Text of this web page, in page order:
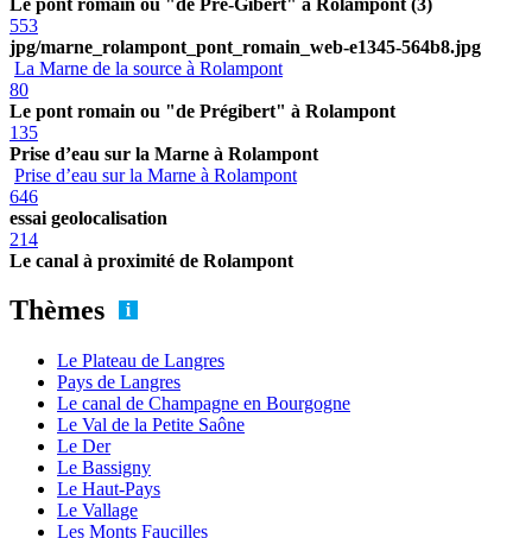
553
jpg/marne_rolampont_pont_romain_web-e1345-564b8.jpg
La Marne de la source à Rolampont
80
Le pont romain ou "de Prégibert" à Rolampont
135
Prise d’eau sur la Marne à Rolampont
Prise d’eau sur la Marne à Rolampont
646
essai geolocalisation
214
Le canal à proximité de Rolampont
Thèmes
Le Plateau de Langres
Pays de Langres
Le canal de Champagne en Bourgogne
Le Val de la Petite Saône
Le Der
Le Bassigny
Le Haut-Pays
Le Vallage
Les Monts Faucilles